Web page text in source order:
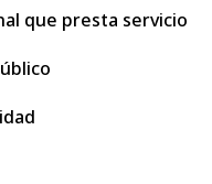
que presta servicio